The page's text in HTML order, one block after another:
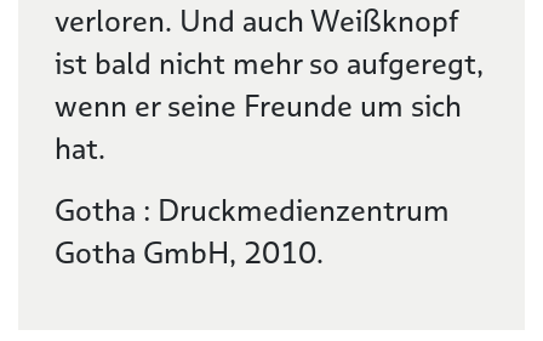
verloren. Und auch Weißknopf
ist bald nicht mehr so aufgeregt,
wenn er seine Freunde um sich
hat.
Gotha : Druckmedienzentrum
Gotha GmbH, 2010.